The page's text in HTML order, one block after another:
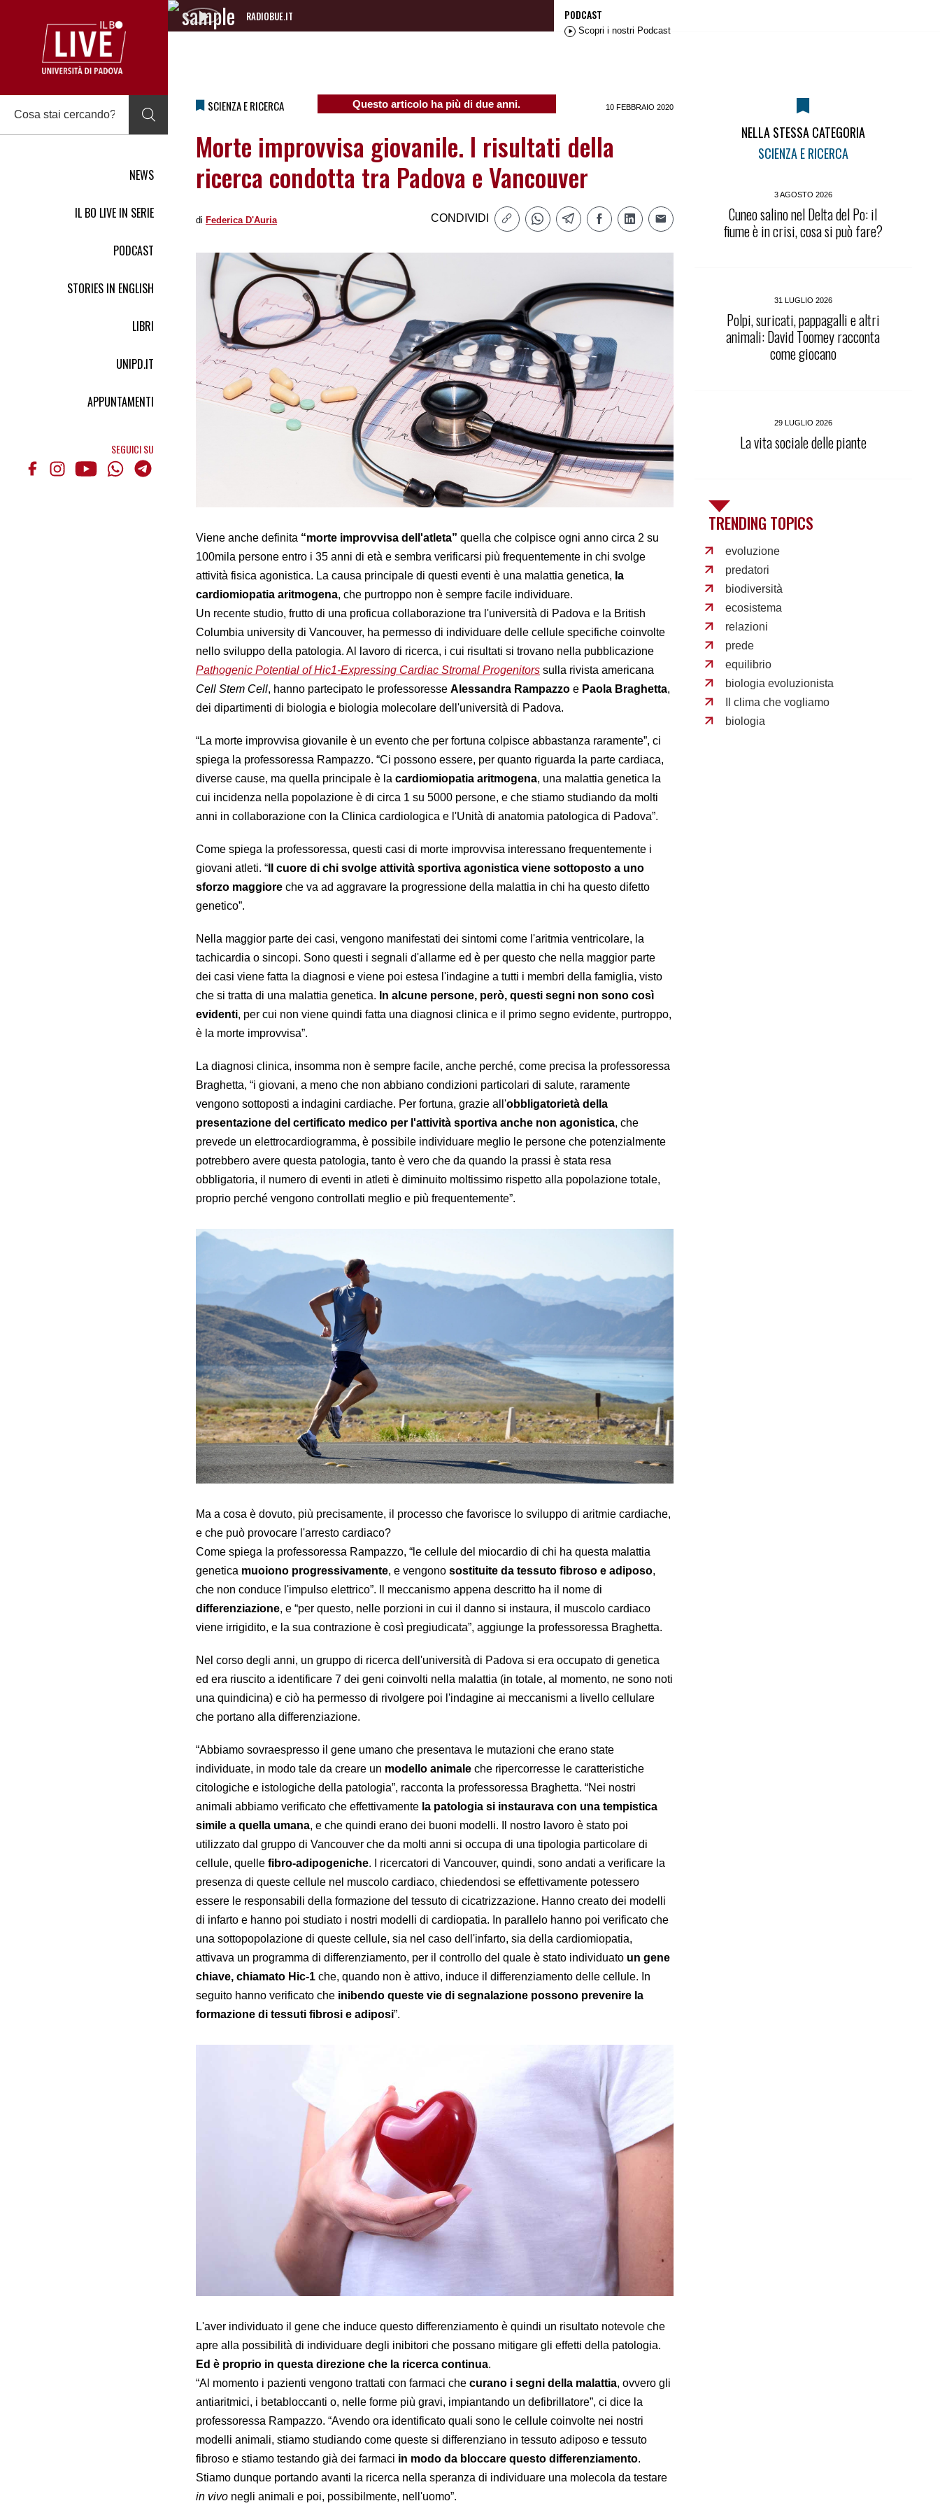
NEWS
IL BO LIVE IN SERIE
PODCAST
STORIES IN ENGLISH
LIBRI
UNIPD.IT
APPUNTAMENTI
SEGUICI SU
RADIOBUE.IT
Audio
PODCAST
Scopri i nostri Podcast
SCIENZA E RICERCA Questo articolo ha più di due anni. 10 FEBBRAIO 2020
Morte improvvisa giovanile. I risultati della
ricerca condotta tra Padova e Vancouver
di Federica DʹAuria CONDIVIDI
Viene anche definita “morte improvvisa dell'atleta” quella che colpisce ogni anno circa 2 su
100mila persone entro i 35 anni di età e sembra verificarsi più frequentemente in chi svolge
attività fisica agonistica. La causa principale di questi eventi è una malattia genetica, la
cardiomiopatia aritmogena, che purtroppo non è sempre facile individuare.
Un recente studio, frutto di una proficua collaborazione tra l'università di Padova e la British
Columbia university di Vancouver, ha permesso di individuare delle cellule specifiche coinvolte
nello sviluppo della patologia. Al lavoro di ricerca, i cui risultati si trovano nella pubblicazione
Pathogenic Potential of Hic1-Expressing Cardiac Stromal Progenitors sulla rivista americana
Cell Stem Cell, hanno partecipato le professoresse Alessandra Rampazzo e Paola Braghetta,
dei dipartimenti di biologia e biologia molecolare dell'università di Padova.
“La morte improvvisa giovanile è un evento che per fortuna colpisce abbastanza raramente”, ci
spiega la professoressa Rampazzo. “Ci possono essere, per quanto riguarda la parte cardiaca,
diverse cause, ma quella principale è la cardiomiopatia aritmogena, una malattia genetica la
cui incidenza nella popolazione è di circa 1 su 5000 persone, e che stiamo studiando da molti
anni in collaborazione con la Clinica cardiologica e l'Unità di anatomia patologica di Padova”.
Come spiega la professoressa, questi casi di morte improvvisa interessano frequentemente i
giovani atleti. “ Il cuore di chi svolge attività sportiva agonistica viene sottoposto a uno
sforzo maggiore che va ad aggravare la progressione della malattia in chi ha questo difetto
genetico”.
Nella maggior parte dei casi, vengono manifestati dei sintomi come l'aritmia ventricolare, la
tachicardia o sincopi. Sono questi i segnali d'allarme ed è per questo che nella maggior parte
dei casi viene fatta la diagnosi e viene poi estesa l'indagine a tutti i membri della famiglia, visto
che si tratta di una malattia genetica. In alcune persone, però, questi segni non sono così
evidenti, per cui non viene quindi fatta una diagnosi clinica e il primo segno evidente, purtroppo,
è la morte improvvisa”.
La diagnosi clinica, insomma non è sempre facile, anche perché, come precisa la professoressa
Braghetta, “i giovani, a meno che non abbiano condizioni particolari di salute, raramente
vengono sottoposti a indagini cardiache. Per fortuna, grazie all'obbligatorietà della
presentazione del certificato medico per l'attività sportiva anche non agonistica, che
prevede un elettrocardiogramma, è possibile individuare meglio le persone che potenzialmente
potrebbero avere questa patologia, tanto è vero che da quando la prassi è stata resa
obbligatoria, il numero di eventi in atleti è diminuito moltissimo rispetto alla popolazione totale,
proprio perché vengono controllati meglio e più frequentemente”.
Ma a cosa è dovuto, più precisamente, il processo che favorisce lo sviluppo di aritmie cardiache,
e che può provocare l'arresto cardiaco?
Come spiega la professoressa Rampazzo, “le cellule del miocardio di chi ha questa malattia
genetica muoiono progressivamente, e vengono sostituite da tessuto fibroso e adiposo,
che non conduce l'impulso elettrico”. Il meccanismo appena descritto ha il nome di
differenziazione, e “per questo, nelle porzioni in cui il danno si instaura, il muscolo cardiaco
viene irrigidito, e la sua contrazione è così pregiudicata”, aggiunge la professoressa Braghetta.
Nel corso degli anni, un gruppo di ricerca dell'università di Padova si era occupato di genetica
ed era riuscito a identificare 7 dei geni coinvolti nella malattia (in totale, al momento, ne sono noti
una quindicina) e ciò ha permesso di rivolgere poi l'indagine ai meccanismi a livello cellulare
che portano alla differenziazione.
“Abbiamo sovraespresso il gene umano che presentava le mutazioni che erano state
individuate, in modo tale da creare un modello animale che ripercorresse le caratteristiche
citologiche e istologiche della patologia”, racconta la professoressa Braghetta. “Nei nostri
animali abbiamo verificato che effettivamente la patologia si instaurava con una tempistica
simile a quella umana, e che quindi erano dei buoni modelli. Il nostro lavoro è stato poi
utilizzato dal gruppo di Vancouver che da molti anni si occupa di una tipologia particolare di
cellule, quelle fibro-adipogeniche. I ricercatori di Vancouver, quindi, sono andati a verificare la
presenza di queste cellule nel muscolo cardiaco, chiedendosi se effettivamente potessero
essere le responsabili della formazione del tessuto di cicatrizzazione. Hanno creato dei modelli
di infarto e hanno poi studiato i nostri modelli di cardiopatia. In parallelo hanno poi verificato che
una sottopopolazione di queste cellule, sia nel caso dell'infarto, sia della cardiomiopatia,
attivava un programma di differenziamento, per il controllo del quale è stato individuato un gene
chiave, chiamato Hic-1 che, quando non è attivo, induce il differenziamento delle cellule. In
seguito hanno verificato che inibendo queste vie di segnalazione possono prevenire la
formazione di tessuti fibrosi e adiposi”.
L'aver individuato il gene che induce questo differenziamento è quindi un risultato notevole che
apre alla possibilità di individuare degli inibitori che possano mitigare gli effetti della patologia.
Ed è proprio in questa direzione che la ricerca continua.
“Al momento i pazienti vengono trattati con farmaci che curano i segni della malattia, ovvero gli
antiaritmici, i betabloccanti o, nelle forme più gravi, impiantando un defibrillatore”, ci dice la
professoressa Rampazzo. “Avendo ora identificato quali sono le cellule coinvolte nei nostri
modelli animali, stiamo studiando come queste si differenziano in tessuto adiposo e tessuto
fibroso e stiamo testando già dei farmaci in modo da bloccare questo differenziamento.
Stiamo dunque portando avanti la ricerca nella speranza di individuare una molecola da testare
in vivo negli animali e poi, possibilmente, nell'uomo”.
NELLA STESSA CATEGORIA
SCIENZA E RICERCA
3 AGOSTO 2026
Cuneo salino nel Delta del Po: il
fiume è in crisi, cosa si può fare?
31 LUGLIO 2026
Polpi, suricati, pappagalli e altri
animali: David Toomey racconta
come giocano
29 LUGLIO 2026
La vita sociale delle piante
TRENDING TOPICS
evoluzione
predatori
biodiversità
ecosistema
relazioni
prede
equilibrio
biologia evoluzionista
Il clima che vogliamo
biologia